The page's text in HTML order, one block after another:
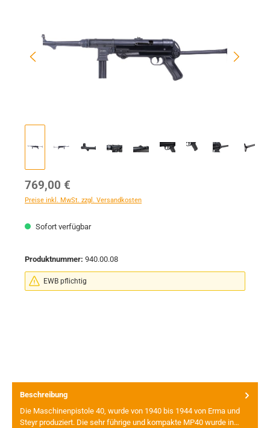
Regulärer Preis:
769,00 €
Preise inkl. MwSt. zzgl. Versandkosten
Sofort verfügbar
Produktnummer: 940.00.08
EWB pflichtig
Beschreibung
Die Maschinenpistole 40, wurde von 1940 bis 1944 von Erma und
Steyr produziert. Die sehr führige und kompakte MP40 wurde in…